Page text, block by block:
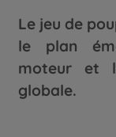
Le jeu de
le plan
moteur et
globale.